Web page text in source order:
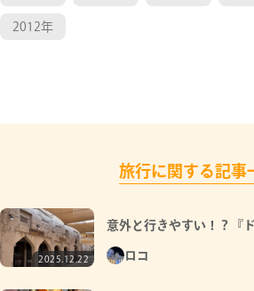
2012年
旅行に関する記事
2025.12.22
意外と行きやすい！？『ド
ロコ